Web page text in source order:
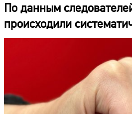
По данным
происходили